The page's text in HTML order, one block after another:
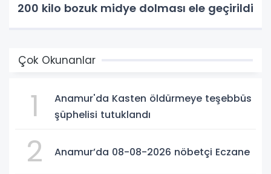
200 kilo bozuk midye dolması ele geçirildi
Çok Okunanlar
1
Anamur'da Kasten öldürmeye teşebbüs
şüphelisi tutuklandı
2 Anamur’da 08-08-2026 nöbetçi Eczane